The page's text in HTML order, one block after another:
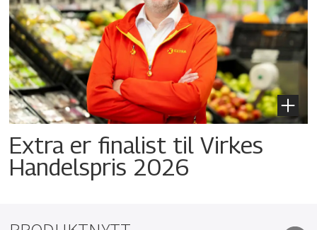
Extra er finalist til Virkes
Handelspris 2026